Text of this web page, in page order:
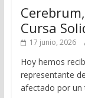
Cursa
17 junio, 2026
Hoy hemos
representante
afectado por un